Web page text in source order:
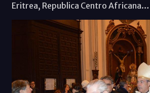
Eritrea, Republica Centro